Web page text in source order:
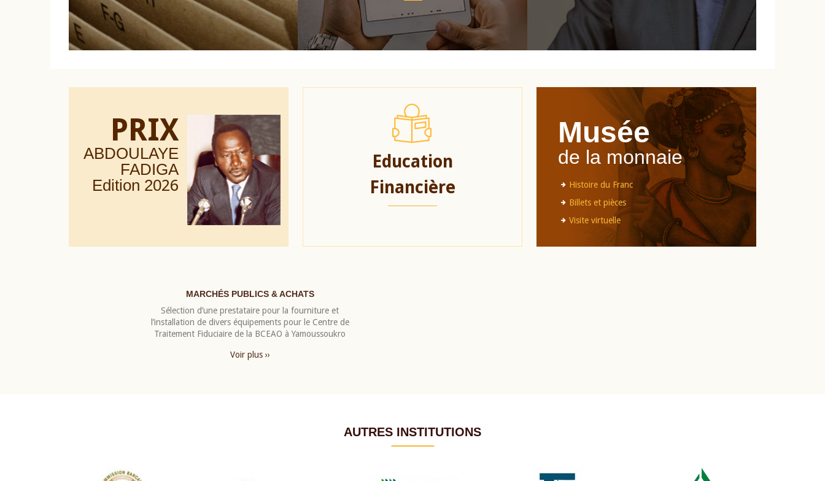
PRIX
ABDOULAYE
FADIGA
Edition 2026
Education
Financière
Musée
de la monnaie
Histoire du Franc
Billets et pièces
Visite virtuelle
MARCHÉS PUBLICS & ACHATS
Sélection d’une prestataire pour la fourniture et
l’installation de divers équipements pour le Centre de
Traitement Fiduciaire de la BCEAO à Yamoussoukro
Voir plus ››
AUTRES INSTITUTIONS